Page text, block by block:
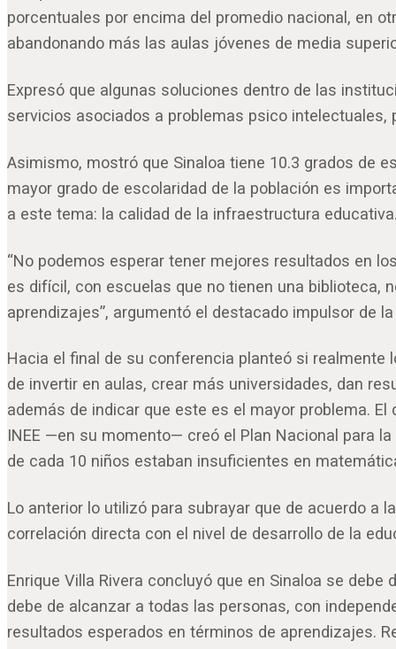
porcentuales por encima del promedio nacional, en
abandonando más las aulas jóvenes de media
Expresó que algunas soluciones dentro de las
servicios asociados a problemas psico
Asimismo, mostró que Sinaloa tiene 10.3 grados de
mayor grado de escolaridad de la población es
a este tema: la calidad de la infraestructura
“No podemos esperar tener mejores resultados en
es difícil, con escuelas que no tienen una biblioteca,
aprendizajes”, argumentó el destacado impulsor de
Hacia el final de su conferencia planteó si
de invertir en aulas, crear más universidades, dan
además de indicar que este es el mayor problema.
INEE —en su momento— creó el Plan Nacional para
de cada 10 niños estaban insuficientes en
Lo anterior lo utilizó para subrayar que de acuerdo a
correlación directa con el nivel de desarrollo de la
Enrique Villa Rivera concluyó que en Sinaloa se
debe de alcanzar a todas las personas, con
resultados esperados en términos de aprendizajes.